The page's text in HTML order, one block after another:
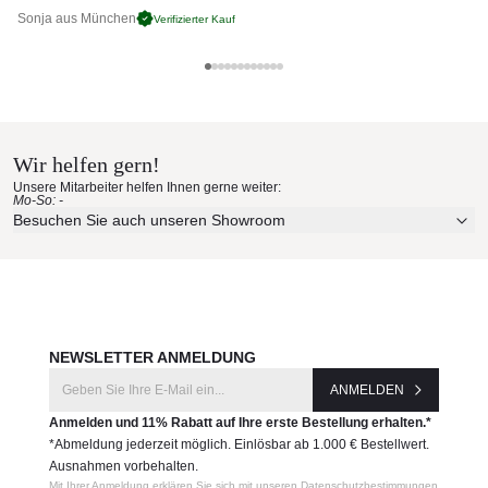
Mast Ø: 9 cm
Hersteller:
Glatz
Erleben Sie unsere Stoffe und Materialien ganz in Ruhe in
Ihren eigenen vier Wänden.
Aktuelle Originalstoffe des Herstellers
Sonja aus München Verifizierter Kauf
Wir helfen gern!
Unsere Mitarbeiter helfen Ihnen gerne weiter:
Mo-So: -
Besuchen Sie auch unseren Showroom
NEWSLETTER ANMELDUNG
ANMELDEN
Anmelden und 11% Rabatt auf Ihre erste Bestellung erhalten.*
*Abmeldung jederzeit möglich. Einlösbar ab 1.000 € Bestellwert.
Ausnahmen vorbehalten.
Mit Ihrer Anmeldung erklären Sie sich mit unseren Datenschutzbestimmungen